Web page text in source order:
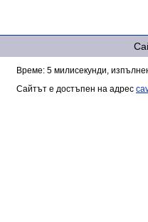
Време: 5 милисекунди,
Сайтът е достъпен на адрес